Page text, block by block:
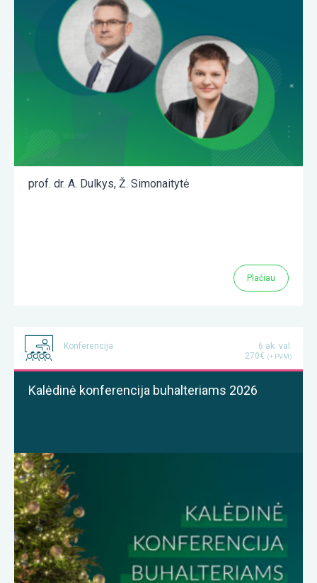
prof. dr. A. Dulkys, Ž. Simonaitytė
Plačiau
Konferencija
6 ak. val.
270€ (+ PVM)
Kalėdinė konferencija buhalteriams 2026